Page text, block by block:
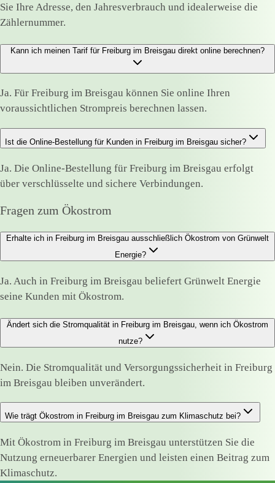
Sie Ihre Adresse, den Jahresverbrauch und idealerweise die
Zählernummer.
Kann ich meinen Tarif für Freiburg im Breisgau direkt online berechnen?
Ja. Für Freiburg im Breisgau können Sie online Ihren
voraussichtlichen Strompreis berechnen lassen.
Ist die Online-Bestellung für Kunden in Freiburg im Breisgau sicher?
Ja. Die Online-Bestellung für Freiburg im Breisgau erfolgt
über verschlüsselte und sichere Verbindungen.
Fragen zum Ökostrom
Erhalte ich in Freiburg im Breisgau ausschließlich Ökostrom von Grünwelt
Energie?
Ja. Auch in Freiburg im Breisgau beliefert Grünwelt Energie
seine Kunden mit Ökostrom.
Ändert sich die Stromqualität in Freiburg im Breisgau, wenn ich Ökostrom
nutze?
Nein. Die Stromqualität und Versorgungssicherheit in Freiburg
im Breisgau bleiben unverändert.
Wie trägt Ökostrom in Freiburg im Breisgau zum Klimaschutz bei?
Mit Ökostrom in Freiburg im Breisgau unterstützen Sie die
Nutzung erneuerbarer Energien und leisten einen Beitrag zum
Klimaschutz.